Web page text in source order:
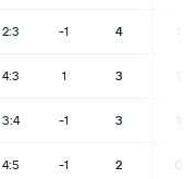
2:3 -1 4 1
4:3 1 3 1
3:4 -1 3 1
4:5 -1 2 0